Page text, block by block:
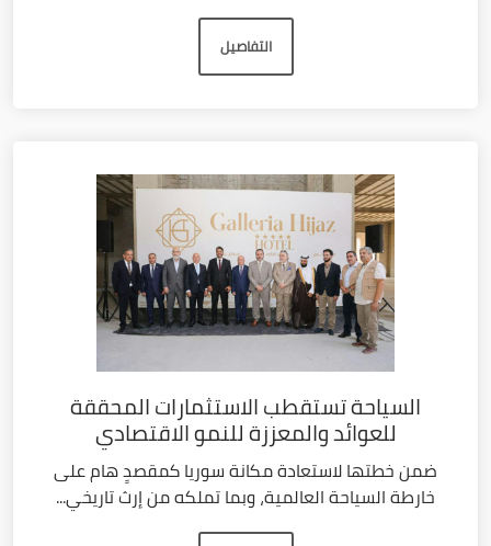
التفاصيل
السياحة تستقطب الاستثمارات المحققة
للعوائد والمعززة للنمو الاقتصادي
ضمن خطتها لاستعادة مكانة سوريا كمقصدٍ هام على
خارطة السياحة العالمية، وبما تملكه من إرث تاريخي...